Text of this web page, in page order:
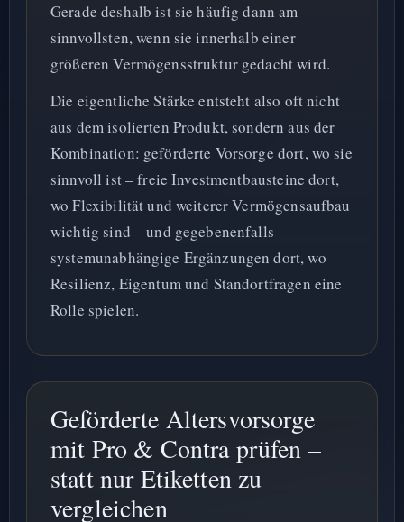
Gerade deshalb ist sie häufig dann am
sinnvollsten, wenn sie innerhalb einer
größeren Vermögensstruktur gedacht wird.
Die eigentliche Stärke entsteht also oft nicht
aus dem isolierten Produkt, sondern aus der
Kombination: geförderte Vorsorge dort, wo sie
sinnvoll ist – freie Investmentbausteine dort,
wo Flexibilität und weiterer Vermögensaufbau
wichtig sind – und gegebenenfalls
systemunabhängige Ergänzungen dort, wo
Resilienz, Eigentum und Standortfragen eine
Rolle spielen.
Geförderte Altersvorsorge
mit Pro & Contra prüfen –
statt nur Etiketten zu
vergleichen